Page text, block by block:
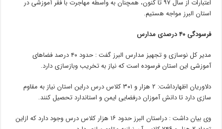
اعتبارات از سال ۹۷ تا کنون، همچنان به واسطه مهاجرت با فقر آموزشی در
استان البرز مواجه هستیم.
فرسودگی ۴۰ درصدی مدارس
مدیر کل نوسازی و تجهیز مدارس البرز گفت : حدود ۴۰ درصد فضاهای
آموزشی این استان فرسوده است که نیاز به تخریب وبازسازی دارد.
دلاوریان اظهارداشت: ۲ هزار و ۳۰۱ کلاس درس دراین استان نیاز به مقاوم
سازی دارد تا دانش آموزان درفضایی ایمن و استاندارد تحصیل کنند.
وی بیان داشت : دراستان البرز حدود ۱۶ هزار کلاس درس وجود دارد که ازاین